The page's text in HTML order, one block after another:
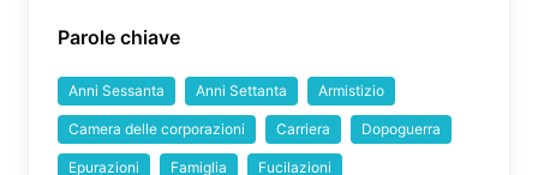
Parole chiave
Anni Sessanta Anni Settanta Armistizio
Camera delle corporazioni Carriera Dopoguerra
Epurazioni Famiglia Fucilazioni